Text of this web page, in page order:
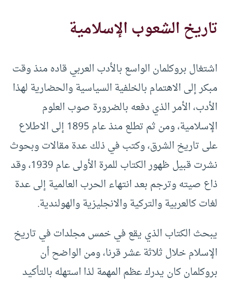
تاريخ الشعوب الإسلامية
اشتغال بروكلمان الواسع بالأدب العربي قاده منذ وقت
مبكر إلى الاهتمام بالخلفية السياسية والحضارية لهذا
الأدب، الأمر الذي دفعه بالضرورة صوب العلوم
الإسلامية، ومن ثم تطلع منذ عام 1895 إلى الاطلاع
على تاريخ الشرق، وكتب في ذلك عدة مقالات وبحوث
نشرت قبيل ظهور الكتاب للمرة الأولى عام 1939، وقد
ذاع صيته وترجم بعد انتهاء الحرب العالمية إلى عدة
لغات كالعربية والتركية والانجليزية والهولندية.
يبحث الكتاب الذي يقع في خمس مجلدات في تاريخ
الإسلام خلال ثلاثة عشر قرنا، ومن الواضح أن
بروكلمان كان يدرك عظم المهمة لذا استهله بالتأكيد